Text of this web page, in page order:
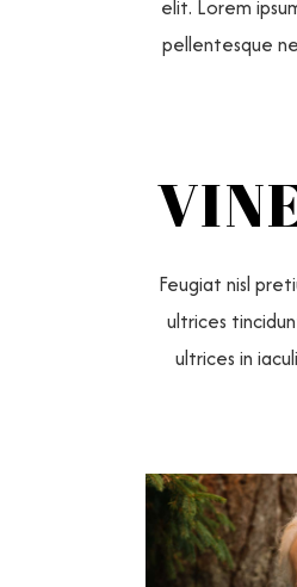
elit. Lorem
pellentesque
Feugiat nisl
ultrices
ultrices in